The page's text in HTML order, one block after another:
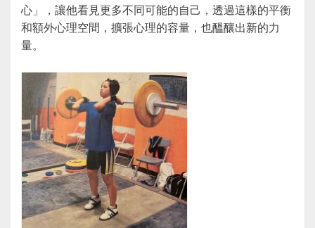
心」，讓他看見更多不同可能的自己，透過這樣的平衡
和額外心理空間，擴張心理的容量，也醞釀出新的力
量。